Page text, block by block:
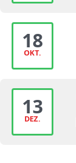
18
OKT.
13
DEZ.